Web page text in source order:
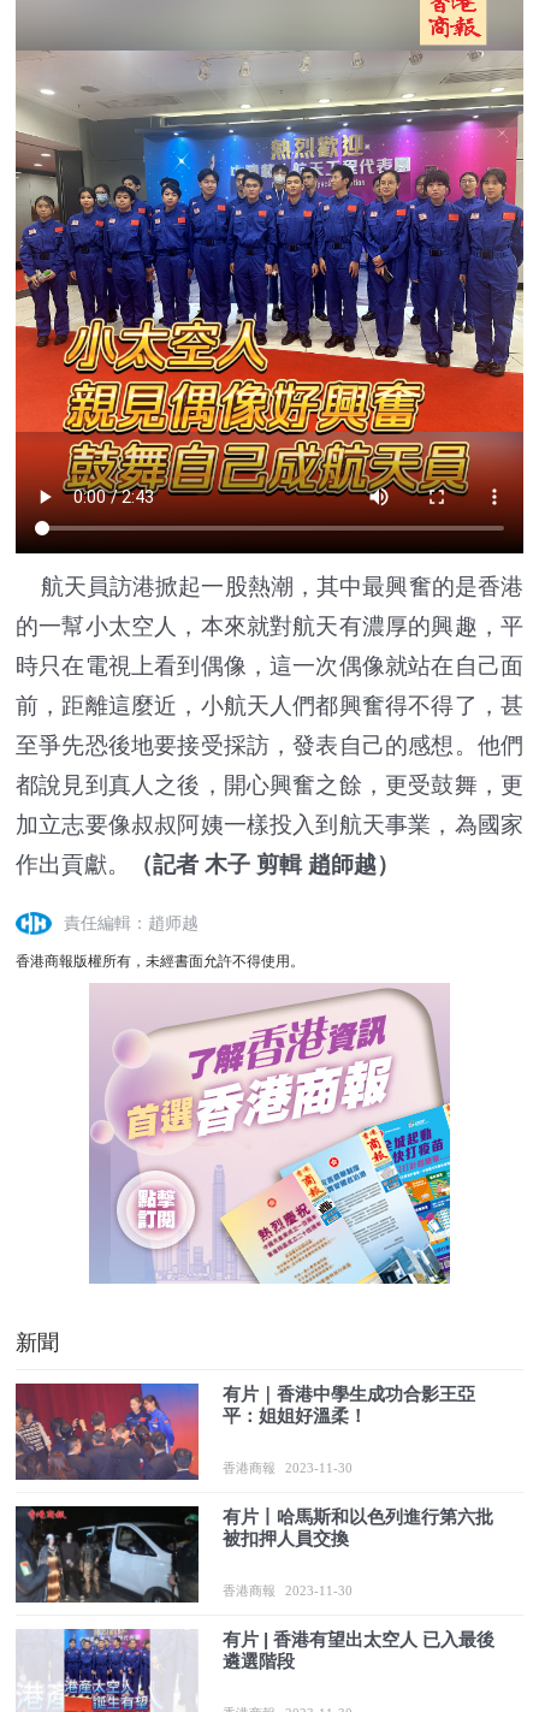
航天員訪港掀起一股熱潮，其中最興奮的是香港
的一幫小太空人，本來就對航天有濃厚的興趣，平
時只在電視上看到偶像，這一次偶像就站在自己面
前，距離這麼近，小航天人們都興奮得不得了，甚
至爭先恐後地要接受採訪，發表自己的感想。他們
都說見到真人之後，開心興奮之餘，更受鼓舞，更
加立志要像叔叔阿姨一樣投入到航天事業，為國家
作出貢獻。
（記者 木子 剪輯 趙師越）
責任編輯：趙师越
香港商報版權所有，未經書面允許不得使用。
新聞
有片｜香港中學生成功合影王亞
平：姐姐好溫柔！
香港商報 2023-11-30
有片丨哈馬斯和以色列進行第六批
被扣押人員交換
香港商報 2023-11-30
有片 | 香港有望出太空人 已入最後
遴選階段